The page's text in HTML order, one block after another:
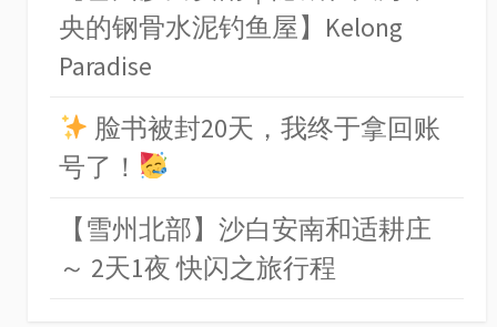
央的钢骨水泥钓鱼屋】Kelong
Paradise
脸书被封20天，我终于拿回账
号了！
【雪州北部】沙白安南和适耕庄
～ 2天1夜 快闪之旅行程